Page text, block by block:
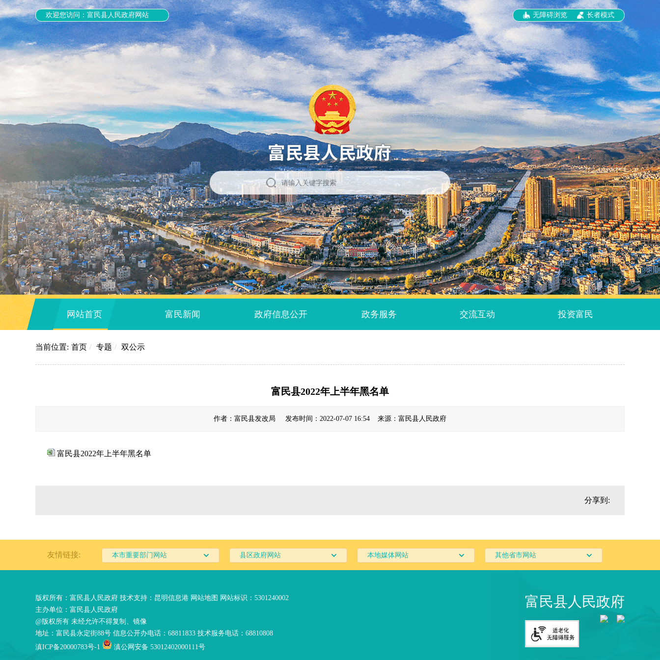
欢迎您访问：富民县人民政府网站 无障碍浏览 长者模式
网站首页 富民新闻 政府信息公开 政务服务 交流互动 投资富民
当前位置: 首页 / 专题 / 双公示
富民县2022年上半年黑名单
作者：富民县发改局 发布时间：2022-07-07 16:54 来源：富民县人民政府
富民县2022年上半年黑名单
分享到:
友情链接: 本市重要部门网站 县区政府网站 本地媒体网站 其他省市网站
版权所有：富民县人民政府 技术支持： 昆明信息港 网站地图 网站标识：5301240002
主办单位：富民县人民政府
@版权所有 未经允许不得复制、镜像
地址：富民县永定街88号 信息公开办电话：68811833 技术服务电话：68810808
滇ICP备20000783号-1
滇公网安备 53012402000111号
富民县人民政府